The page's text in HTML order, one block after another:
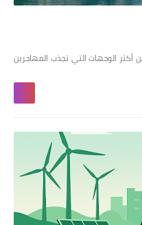
أكثر الوجهات التي تجذب المهاجرين